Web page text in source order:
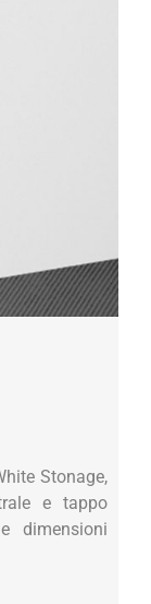
Stonage,
e tappo
dimensioni